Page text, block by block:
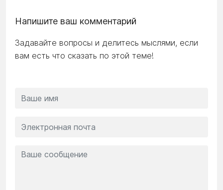
Напишите ваш комментарий
Задавайте вопросы и делитесь мыслями, если
вам есть что сказать по этой теме!